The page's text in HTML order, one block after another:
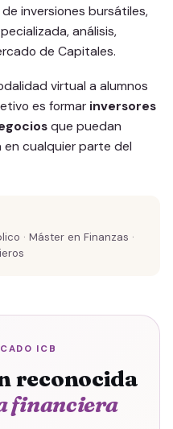
inversiones bursátiles,
análisis,
de Capitales.
virtual a alumnos
es formar inversores
que puedan
en cualquier parte del
· Máster en Finanzas ·
ICB
reconocida
financiera